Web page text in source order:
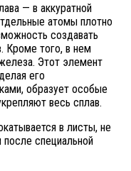
— в аккуратной
атомы плотно
создавать
Кроме того, в нем
Этот элемент
его
образует особые
весь сплав.
в листы, не
специальной